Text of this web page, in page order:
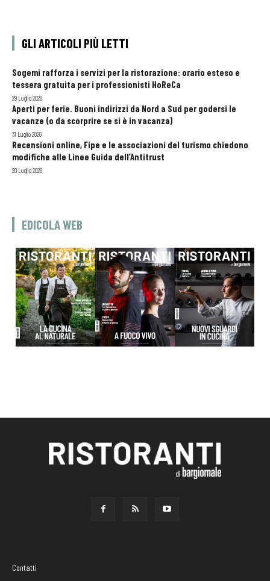
GLI ARTICOLI PIÙ LETTI
Sogemi rafforza i servizi per la ristorazione: orario esteso e
tessera gratuita per i professionisti HoReCa
29 Luglio 2026
Aperti per ferie. Buoni indirizzi da Nord a Sud per godersi le
vacanze (o da scorprire se si è in vacanza)
31 Luglio 2026
Recensioni online, Fipe e le associazioni del turismo chiedono
modifiche alle Linee Guida dell’Antitrust
20 Luglio 2026
EDICOLA WEB
Contatti